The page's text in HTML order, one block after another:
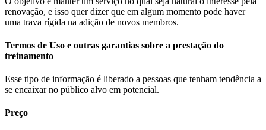
renovação, e isso quer dizer que em algum momento pode haver
uma trava rígida na adição de novos membros.
Termos de Uso e outras garantias sobre a prestação do
treinamento
Esse tipo de informação é liberado a pessoas que tenham tendência a
se encaixar no público alvo em potencial.
Preço